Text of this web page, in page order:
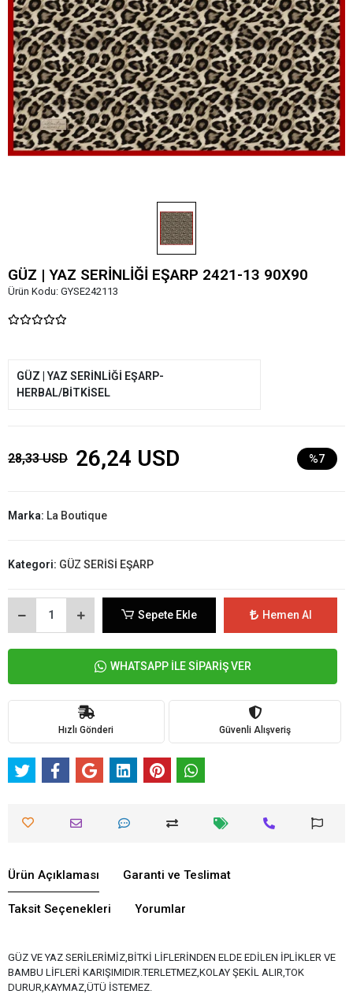
GÜZ | YAZ SERİNLİĞİ EŞARP 2421-13 90X90
Ürün Kodu: GYSE242113
GÜZ | YAZ SERİNLİĞİ EŞARP-
HERBAL/BİTKİSEL
28,33 USD 26,24 USD %7
Marka: La Boutique
Kategori: GÜZ SERİSİ EŞARP
Sepete Ekle Hemen Al
WHATSAPP İLE SİPARİŞ VER
Hızlı Gönderi Güvenli Alışveriş
Ürün Açıklaması Garanti ve Teslimat
Taksit Seçenekleri Yorumlar
GÜZ VE YAZ SERİLERİMİZ,BİTKİ LİFLERİNDEN ELDE EDİLEN İPLİKLER VE
BAMBU LİFLERİ KARIŞIMIDIR.TERLETMEZ,KOLAY ŞEKİL ALIR,TOK
DURUR,KAYMAZ,ÜTÜ İSTEMEZ.